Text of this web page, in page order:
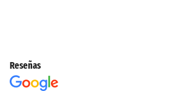
Reseñas